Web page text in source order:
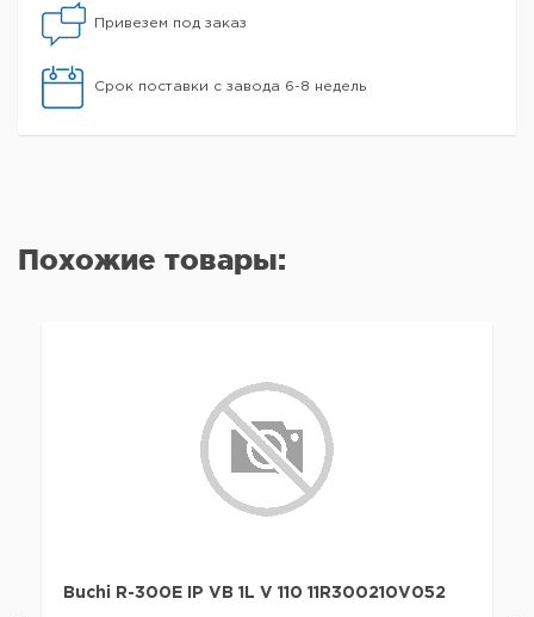
Привезем под заказ
Срок поставки с завода 6-8 недель
Похожие товары:
Buchi R-300E IP VB 1L V 110 11R300210V052